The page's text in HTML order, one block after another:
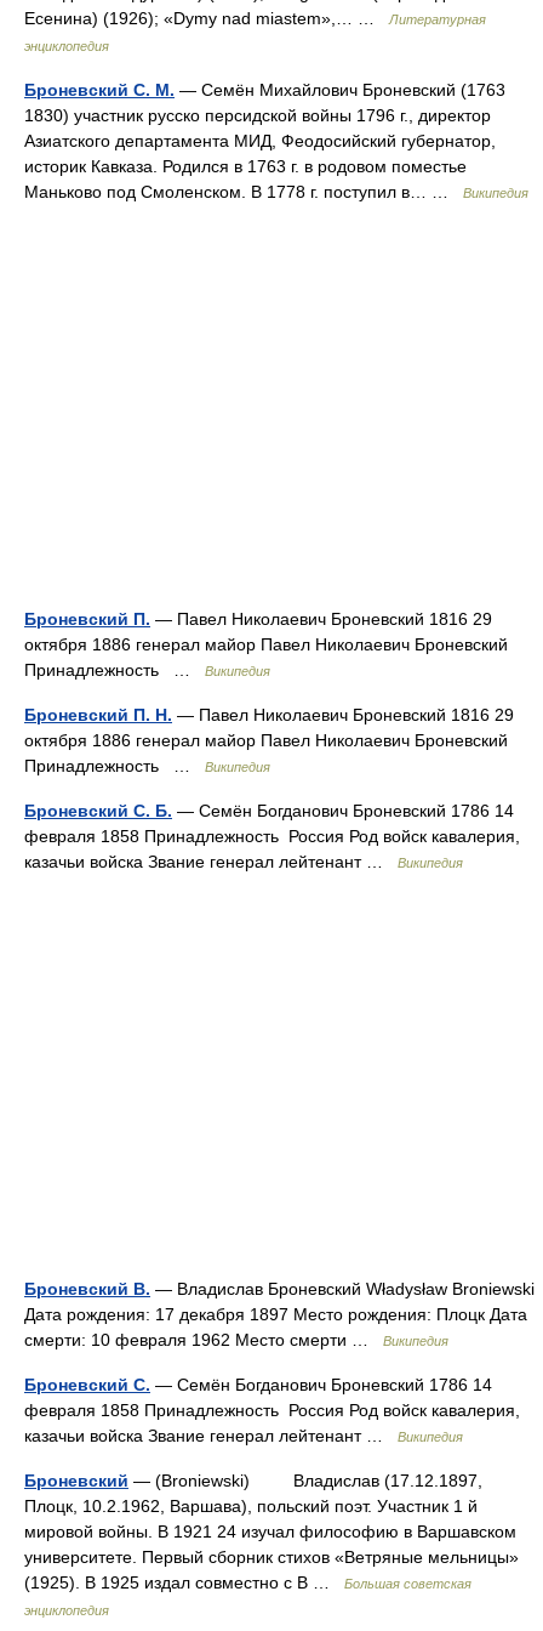
Есенина) (1926); «Dymy nad miastem»,… …
Литературная
энциклопедия
Броневский С. М. — Семён Михайлович Броневский (1763
1830) участник русско персидской войны 1796 г., директор
Азиатского департамента МИД, Феодосийский губернатор,
историк Кавказа. Родился в 1763 г. в родовом поместье
Маньково под Смоленском. В 1778 г. поступил в… …
Википедия
Броневский П. — Павел Николаевич Броневский 1816 29
октября 1886 генерал майор Павел Николаевич Броневский
Принадлежность …
Википедия
Броневский П. Н. — Павел Николаевич Броневский 1816 29
октября 1886 генерал майор Павел Николаевич Броневский
Принадлежность …
Википедия
Броневский С. Б. — Семён Богданович Броневский 1786 14
февраля 1858 Принадлежность Россия Род войск кавалерия,
казачьи войска Звание генерал лейтенант …
Википедия
Броневский В. — Владислав Броневский Władysław Broniewski
Дата рождения: 17 декабря 1897 Место рождения: Плоцк Дата
смерти: 10 февраля 1962 Место смерти …
Википедия
Броневский С. — Семён Богданович Броневский 1786 14
февраля 1858 Принадлежность Россия Род войск кавалерия,
казачьи войска Звание генерал лейтенант …
Википедия
Броневский — (Broniewski) Владислав (17.12.1897,
Плоцк, 10.2.1962, Варшава), польский поэт. Участник 1 й
мировой войны. В 1921 24 изучал философию в Варшавском
университете. Первый сборник стихов «Ветряные мельницы»
(1925). В 1925 издал совместно с В …
Большая советская
энциклопедия